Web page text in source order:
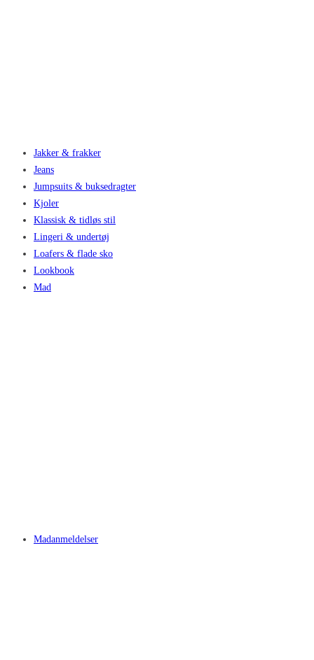
Jakker & frakker
Jeans
Jumpsuits & buksedragter
Kjoler
Klassisk & tidløs stil
Lingeri & undertøj
Loafers & flade sko
Lookbook
Mad
Madanmeldelser